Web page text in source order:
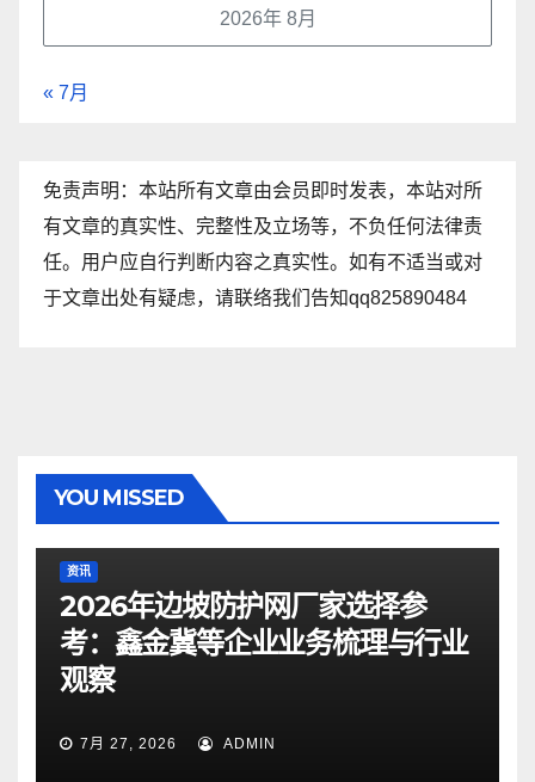
2026年 8月
« 7月
免责声明：本站所有文章由会员即时发表，本站对所
有文章的真实性、完整性及立场等，不负任何法律责
任。用户应自行判断内容之真实性。如有不适当或对
于文章出处有疑虑，请联络我们告知qq825890484
YOU MISSED
资讯
2026年边坡防护网厂家选择参
考：鑫金冀等企业业务梳理与行业
观察
7月 27, 2026 ADMIN